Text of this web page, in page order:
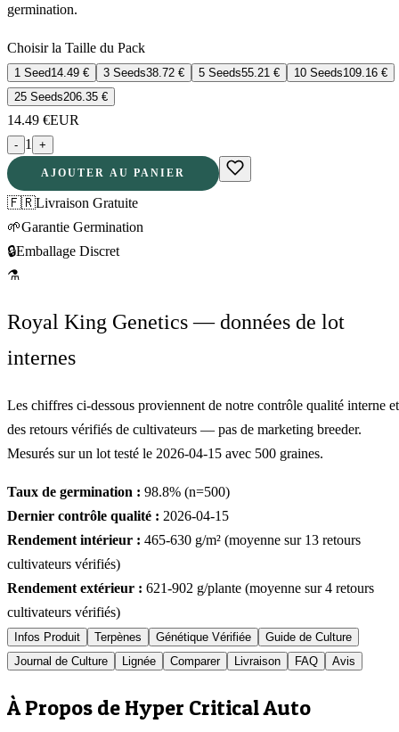
germination.
Choisir la Taille du Pack
1 Seed14.49 € 3 Seeds38.72 € 5 Seeds55.21 € 10 Seeds109.16 €
25 Seeds206.35 €
14.49 €EUR
- 1 +
AJOUTER AU PANIER
🇫🇷Livraison Gratuite
🌱Garantie Germination
🔒Emballage Discret
⚗
Royal King Genetics — données de lot
internes
Les chiffres ci-dessous proviennent de notre contrôle qualité interne et
des retours vérifiés de cultivateurs — pas de marketing breeder.
Mesurés sur un lot testé le 2026-04-15 avec 500 graines.
Taux de germination : 98.8% (n=500)
Dernier contrôle qualité : 2026-04-15
Rendement intérieur : 465-630 g/m² (moyenne sur 13 retours
cultivateurs vérifiés)
Rendement extérieur : 621-902 g/plante (moyenne sur4 retours
cultivateurs vérifiés)
Infos Produit Terpènes Génétique Vérifiée
Guide de Culture
Journal de Culture
Lignée Comparer Livraison FAQ Avis
À Propos de Hyper Critical Auto